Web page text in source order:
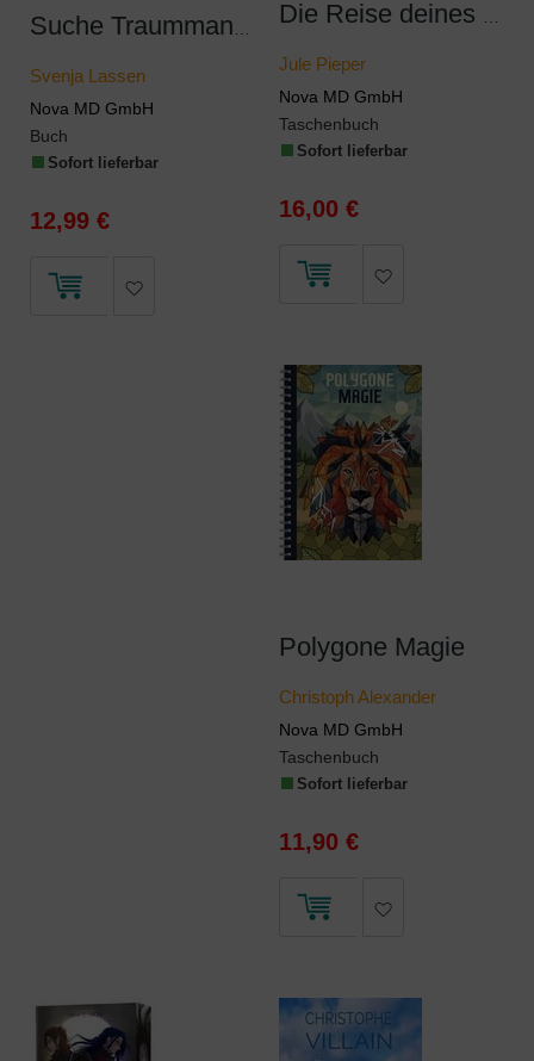
Svenja Lassen
Nova MD GmbH
Buch
Sofort lieferbar
12,99 €
Jule Pieper
Nova MD GmbH
Taschenbuch
Sofort lieferbar
16,00 €
Polygone Magie
Christoph Alexander
Nova MD GmbH
Taschenbuch
Sofort lieferbar
11,90 €